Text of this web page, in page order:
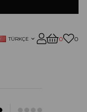
TÜRKÇE 0 0